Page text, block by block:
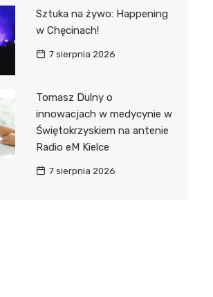
Sztuka na żywo: Happening
w Chęcinach!
7 sierpnia 2026
Tomasz Dulny o
innowacjach w medycynie w
Świętokrzyskiem na antenie
Radio eM Kielce
7 sierpnia 2026